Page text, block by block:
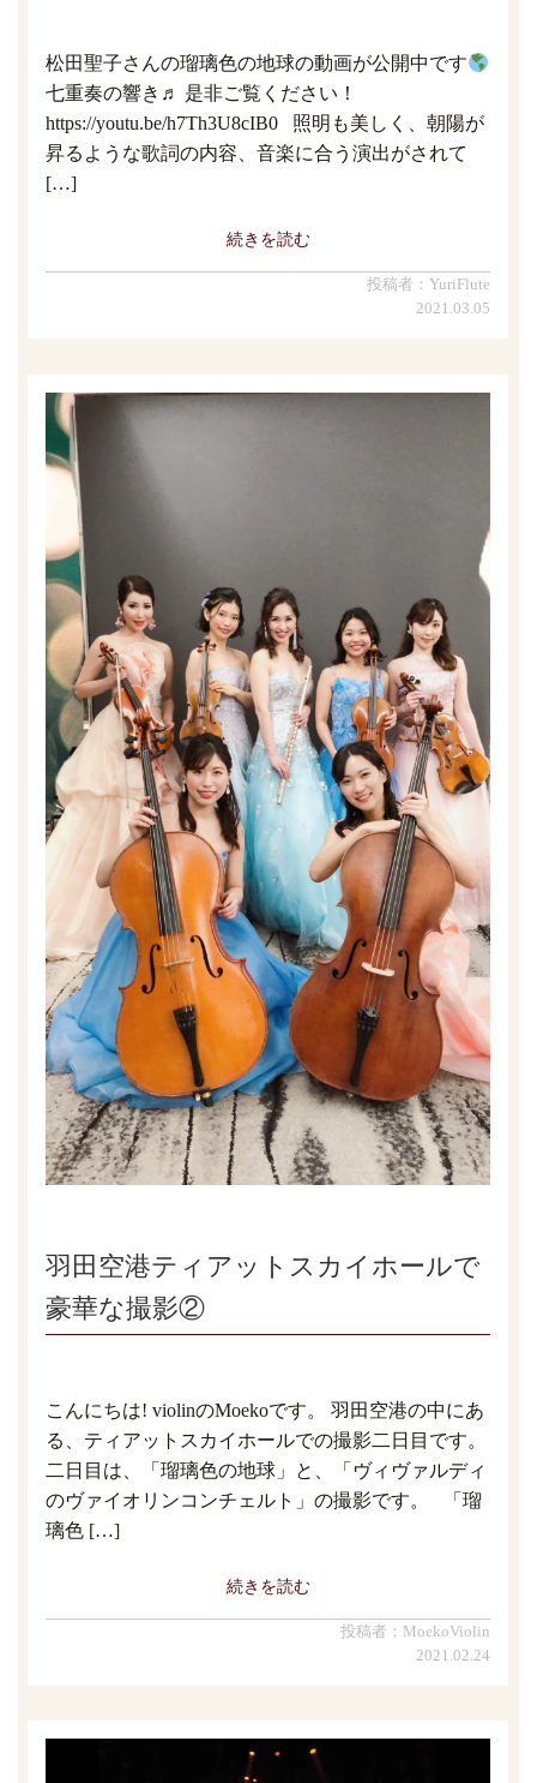
松田聖子さんの瑠璃色の地球の動画が公開中です
七重奏の響き♬ 是非ご覧ください！
https://youtu.be/h7Th3U8cIB0 照明も美しく、朝陽が
昇るような歌詞の内容、音楽に合う演出がされて
[…]
続きを読む
投稿者：YuriFlute
2021.03.05
羽田空港ティアットスカイホールで
豪華な撮影②
こんにちは! violinのMoekoです。 羽田空港の中にあ
る、ティアットスカイホールでの撮影二日目です。
二日目は、「瑠璃色の地球」と、「ヴィヴァルディ
のヴァイオリンコンチェルト」の撮影です。 「瑠
璃色 […]
続きを読む
投稿者：MoekoViolin
2021.02.24